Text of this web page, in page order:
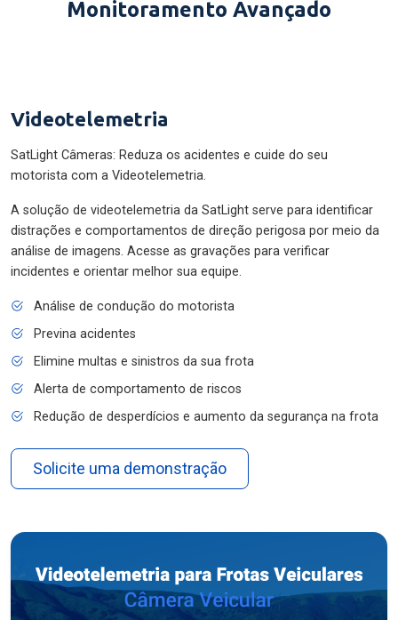
Monitoramento Avançado
Videotelemetria
SatLight Câmeras: Reduza os acidentes e cuide do seu
motorista com a Videotelemetria.
A solução de videotelemetria da SatLight serve para identificar
distrações e comportamentos de direção perigosa por meio da
análise de imagens. Acesse as gravações para verificar
incidentes e orientar melhor sua equipe.
Análise de condução do motorista
Previna acidentes
Elimine multas e sinistros da sua frota
Alerta de comportamento de riscos
Redução de desperdícios e aumento da segurança na frota
Solicite uma demonstração